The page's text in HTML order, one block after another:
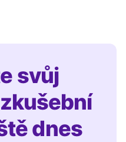
svůj
dnes